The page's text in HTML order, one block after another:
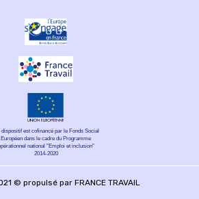
dispositif est cofinancé par le Fonds Social
Européen dans le cadre du Programme
national "Emploi et inclusion"
2014-2020
© propulsé par FRANCE TRAVAIL